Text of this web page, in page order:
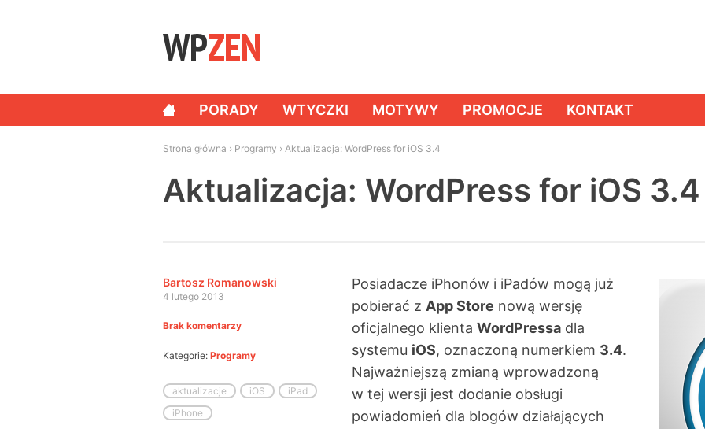
PORADY WTYCZKI MOTYWY PROMOCJE KONTAKT
Strona główna › Programy › Aktualizacja: WordPress for iOS 3.4
Aktualizacja: WordPress for iOS 3.4
Posiadacze iPhonów i iPadów mogą już
pobierać z App Store nową wersję
oficjalnego klienta WordPressa dla
systemu iOS, oznaczoną numerkiem 3.4.
Najważniejszą zmianą wprowadzoną
w tej wersji jest dodanie obsługi
powiadomień dla blogów działających
Bartosz Romanowski
4 lutego 2013
Brak komentarzy
Kategorie: Programy
aktualizacje iOS
iPad
iPhone